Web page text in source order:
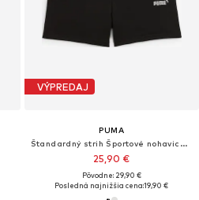
VÝPREDAJ
PUMA
Štandardný strih Športové nohavice 'Ess No. 1'
25,90 €
Pôvodne: 29,90 €
Posledná najnižšia cena:19,90 €